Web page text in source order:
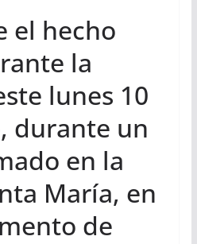
el hecho
la
lunes 10
durante un
en la
María, en
de